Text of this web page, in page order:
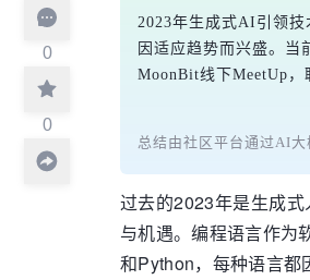
0
0
2023年生成式AI引领
因适应趋势而兴盛。
MoonBit线下MeetUp，
总结由社区平台通过AI
过去的2023年是生成
与机遇。编程语言作为
和Python，每种语言都